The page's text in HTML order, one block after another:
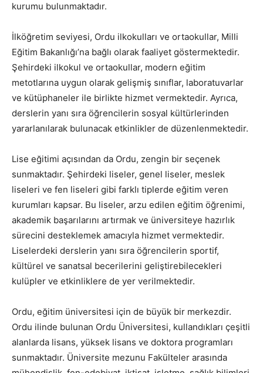
kurumu bulunmaktadır.
İlköğretim seviyesi, Ordu ilkokulları ve ortaokullar, Milli
Eğitim Bakanlığı’na bağlı olarak faaliyet göstermektedir.
Şehirdeki ilkokul ve ortaokullar, modern eğitim
metotlarına uygun olarak gelişmiş sınıflar, laboratuvarlar
ve kütüphaneler ile birlikte hizmet vermektedir. Ayrıca,
derslerin yanı sıra öğrencilerin sosyal kültürlerinden
yararlanılarak bulunacak etkinlikler de düzenlenmektedir.
Lise eğitimi açısından da Ordu, zengin bir seçenek
sunmaktadır. Şehirdeki liseler, genel liseler, meslek
liseleri ve fen liseleri gibi farklı tiplerde eğitim veren
kurumları kapsar. Bu liseler, arzu edilen eğitim öğrenimi,
akademik başarılarını artırmak ve üniversiteye hazırlık
sürecini desteklemek amacıyla hizmet vermektedir.
Liselerdeki derslerin yanı sıra öğrencilerin sportif,
kültürel ve sanatsal becerilerini geliştirebilecekleri
kulüpler ve etkinliklere de yer verilmektedir.
Ordu, eğitim üniversitesi için de büyük bir merkezdir.
Ordu ilinde bulunan Ordu Üniversitesi, kullandıkları çeşitli
alanlarda lisans, yüksek lisans ve doktora programları
sunmaktadır. Üniversite mezunu Fakülteler arasında